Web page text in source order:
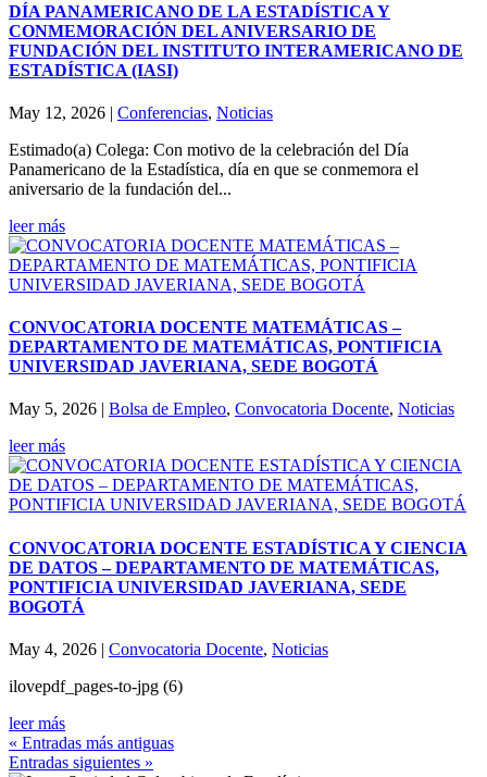
DÍA PANAMERICANO DE LA ESTADÍSTICA Y
CONMEMORACIÓN DEL ANIVERSARIO DE
FUNDACIÓN DEL INSTITUTO INTERAMERICANO DE
ESTADÍSTICA (IASI)
May 12, 2026 | Conferencias, Noticias
Estimado(a) Colega: Con motivo de la celebración del Día
Panamericano de la Estadística, día en que se conmemora el
aniversario de la fundación del...
leer más
CONVOCATORIA DOCENTE MATEMÁTICAS –
DEPARTAMENTO DE MATEMÁTICAS, PONTIFICIA
UNIVERSIDAD JAVERIANA, SEDE BOGOTÁ
May 5, 2026 Bolsa de Empleo, Convocatoria Docente, Noticias
leer más
CONVOCATORIA DOCENTE ESTADÍSTICA Y CIENCIA
DE DATOS – DEPARTAMENTO DE MATEMÁTICAS,
PONTIFICIA UNIVERSIDAD JAVERIANA, SEDE
BOGOTÁ
May 4, 2026 | Convocatoria Docente, Noticias
ilovepdf_pages-to-jpg (6)
leer más
« Entradas más antiguas
Entradas siguientes »